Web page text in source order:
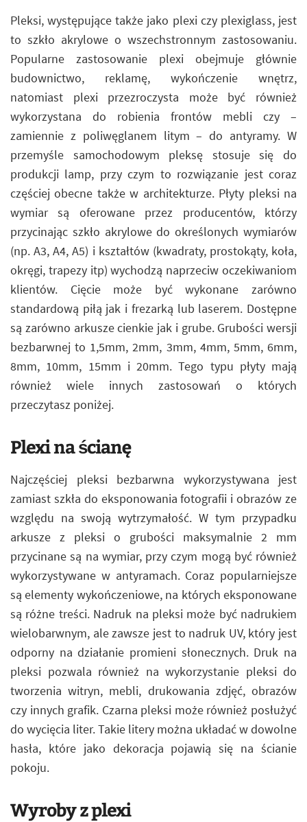
Pleksi, występujące także jako plexi czy plexiglass, jest
to szkło akrylowe o wszechstronnym zastosowaniu.
Popularne zastosowanie plexi obejmuje głównie
budownictwo, reklamę, wykończenie wnętrz,
natomiast plexi przezroczysta może być również
wykorzystana do robienia frontów mebli czy –
zamiennie z poliwęglanem litym – do antyramy. W
przemyśle samochodowym pleksę stosuje się do
produkcji lamp, przy czym to rozwiązanie jest coraz
częściej obecne także w architekturze. Płyty pleksi na
wymiar są oferowane przez producentów, którzy
przycinając szkło akrylowe do określonych wymiarów
(np. A3, A4, A5) i kształtów (kwadraty, prostokąty, koła,
okręgi, trapezy itp) wychodzą naprzeciw oczekiwaniom
klientów. Cięcie może być wykonane zarówno
standardową piłą jak i frezarką lub laserem. Dostępne
są zarówno arkusze cienkie jak i grube. Grubości wersji
bezbarwnej to 1,5mm, 2mm, 3mm, 4mm, 5mm, 6mm,
8mm, 10mm, 15mm i 20mm. Tego typu płyty mają
również wiele innych zastosowań o których
przeczytasz poniżej.
Plexi na ścianę
Najczęściej pleksi bezbarwna wykorzystywana jest
zamiast szkła do eksponowania fotografii i obrazów ze
względu na swoją wytrzymałość. W tym przypadku
arkusze z pleksi o grubości maksymalnie 2 mm
przycinane są na wymiar, przy czym mogą być również
wykorzystywane w antyramach. Coraz popularniejsze
są elementy wykończeniowe, na których eksponowane
są różne treści. Nadruk na pleksi może być nadrukiem
wielobarwnym, ale zawsze jest to nadruk UV, który jest
odporny na działanie promieni słonecznych. Druk na
pleksi pozwala również na wykorzystanie pleksi do
tworzenia witryn, mebli, drukowania zdjęć, obrazów
czy innych grafik. Czarna pleksi może również posłużyć
do wycięcia liter. Takie litery można układać w dowolne
hasła, które jako dekoracja pojawią się na ścianie
pokoju.
Wyroby z plexi